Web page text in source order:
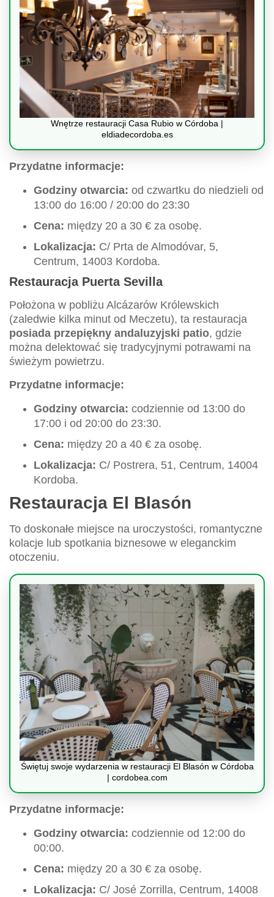
Wnętrze restauracji Casa Rubio w Córdoba |
eldiadecordoba.es
Przydatne informacje:
Godziny otwarcia: od czwartku do niedzieli od
13:00 do 16:00 / 20:00 do 23:30
Cena: między 20 a 30 € za osobę.
Lokalizacja: C/ Prta de Almodóvar, 5,
Centrum, 14003 Kordoba.
Restauracja Puerta Sevilla
Położona w pobliżu Alcázarów Królewskich
(zaledwie kilka minut od Meczetu), ta restauracja
posiada przepiękny andaluzyjski patio, gdzie
można delektować się tradycyjnymi potrawami na
świeżym powietrzu.
Przydatne informacje:
Godziny otwarcia: codziennie od 13:00 do
17:00 i od 20:00 do 23:30.
Cena: między 20 a 40 € za osobę.
Lokalizacja: C/ Postrera, 51, Centrum, 14004
Kordoba.
Restauracja El Blasón
To doskonałe miejsce na uroczystości, romantyczne
kolacje lub spotkania biznesowe w eleganckim
otoczeniu.
Świętuj swoje wydarzenia w restauracji El Blasón w Córdoba
| cordobea.com
Przydatne informacje:
Godziny otwarcia: codziennie od 12:00 do
00:00.
Cena: między 20 a 30 € za osobę.
Lokalizacja: C/ José Zorrilla, Centrum, 14008